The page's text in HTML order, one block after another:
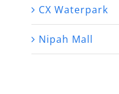
CX Waterpark
Nipah Mall